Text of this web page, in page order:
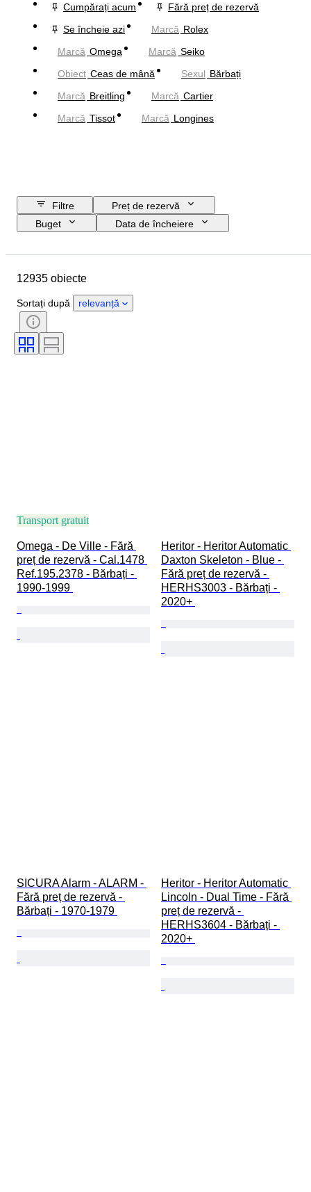
Cumpărați acum
Fără preț de rezervă
Se încheie azi
Marcă Rolex
Marcă Omega Marcă Seiko
Obiect Ceas de mână Sexul Bărbați
Marcă Breitling Marcă Cartier
Marcă Tissot Marcă Longines
Filtre
Preț de rezervă
Buget
Data de încheiere
Obiect
Sexul
Perioadă
Certificare
Subiect
Culoare
12935 obiecte
Sortați după relevanță
Transport gratuit
Omega - De Ville - Fără
preț de rezervă - Cal.1478
Ref.195.2378 - Bărbați -
1990-1999
Heritor - Heritor Automatic
Daxton Skeleton - Blue -
Fără preț de rezervă -
HERHS3003 - Bărbați -
2020+
SICURA Alarm - ALARM -
Fără preț de rezervă -
Bărbați - 1970-1979
Heritor - Heritor Automatic
Lincoln - Dual Time - Fără
preț de rezervă -
HERHS3604 - Bărbați -
2020+